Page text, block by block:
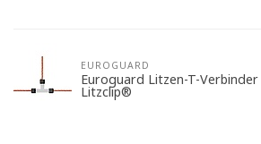
EUROGUARD
Euroguard Litzen-T-Verbinder
Litzclip®